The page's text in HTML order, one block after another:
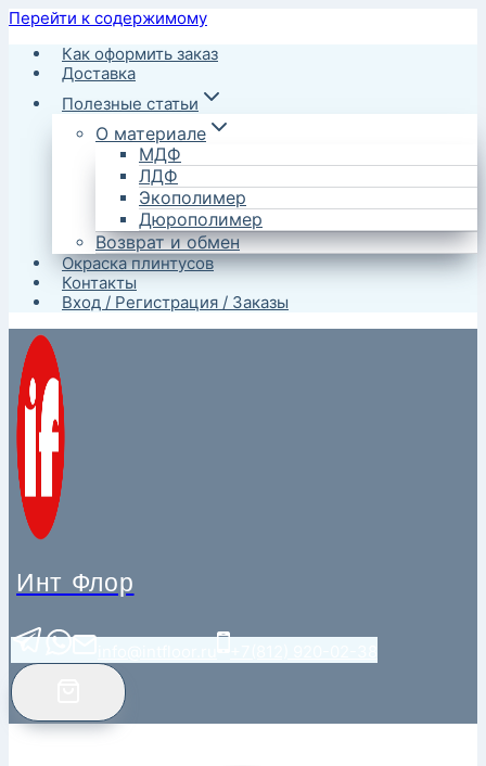
Перейти к содержимому
Как оформить заказ
Доставка
Полезные статьи
О материале
МДФ
ЛДФ
Экополимер
Дюрополимер
Возврат и обмен
Окраска плинтусов
Контакты
Вход / Регистрация / Заказы
Инт Флор